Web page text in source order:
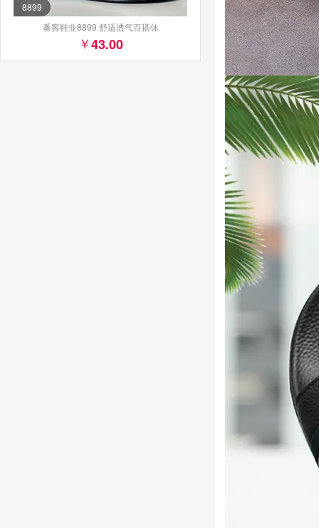
8899
番客鞋业8899 舒适透气百搭休
43.00